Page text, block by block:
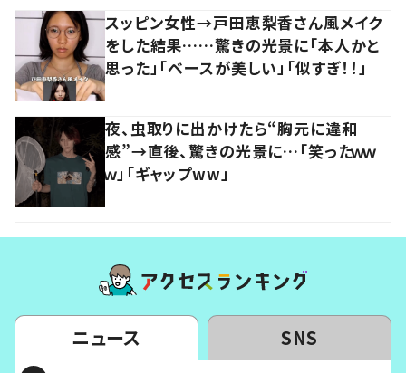
スッピン女性→戸田恵梨香さん風メイク
をした結果……驚きの光景に「本人かと
思った」「ベースが美しい」「似すぎ！！」
夜、虫取りに出かけたら“胸元に違和
感”→直後、驚きの光景に…「笑ったｗｗ
ｗ」「ギャップww」
ニュース SNS